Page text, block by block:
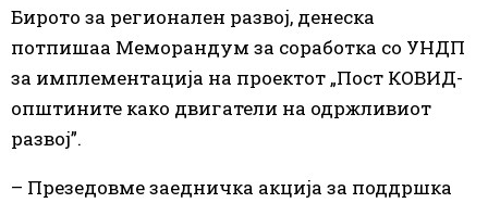
Бирото за регионален развој, денеска
потпишаа Меморандум за соработка со УНДП
за имплементација на проектот „Пост КОВИД-
општините како двигатели на одржливиот
развој”.
– Презедовме заедничка акција за поддршка